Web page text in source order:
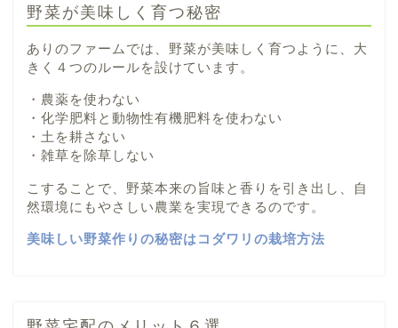
野菜が美味しく育つ秘密
ありのファームでは、野菜が美味しく育つように、大
きく４つのルールを設けています。
・農薬を使わない
・化学肥料と動物性有機肥料を使わない
・土を耕さない
・雑草を除草しない
こすることで、野菜本来の旨味と香りを引き出し、自
然環境にもやさしい農業を実現できるのです。
美味しい野菜作りの秘密はコダワリの栽培方法